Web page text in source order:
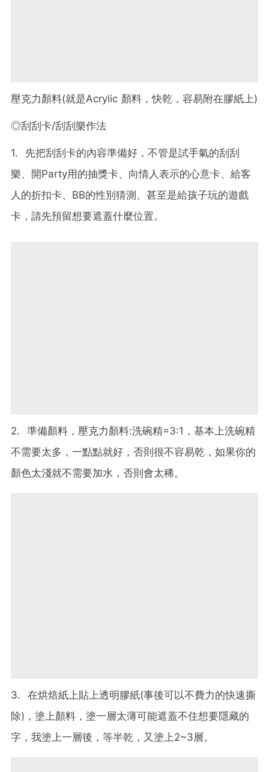
壓克力顏料(就是Acrylic 顏料，快乾，容易附在膠紙上)
◎刮刮卡/刮刮樂作法
1. 先把刮刮卡的內容準備好，不管是試手氣的刮刮
樂、開Party用的抽獎卡、向情人表示的心意卡、給客
人的折扣卡、BB的性別猜測、甚至是給孩子玩的遊戲
卡，請先預留想要遮蓋什麼位置。
2. 準備顏料，壓克力顏料:洗碗精=3:1，基本上洗碗精
不需要太多，一點點就好，否則很不容易乾，如果你的
顏色太淺就不需要加水，否則會太稀。
3. 在烘焙紙上貼上透明膠紙(事後可以不費力的快速撕
除)，塗上顏料，塗一層太薄可能遮蓋不住想要隱藏的
字，我塗上一層後，等半乾，又塗上2~3層。